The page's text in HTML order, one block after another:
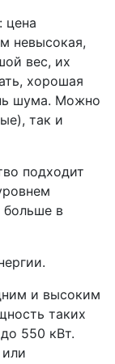
цена
невысокая,
вес, их
хорошая
шума. Можно
так и
подходит
больше в
и высоким
таких
550 кВт.